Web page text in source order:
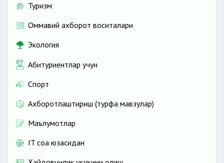
Туризм
Оммавий ахборот воситалари
Экология
Абитуриентлар учун
Спорт
Ахборотлаштириш (турфа мавзулар)
Маълумотлар
IT соҳа юзасидан